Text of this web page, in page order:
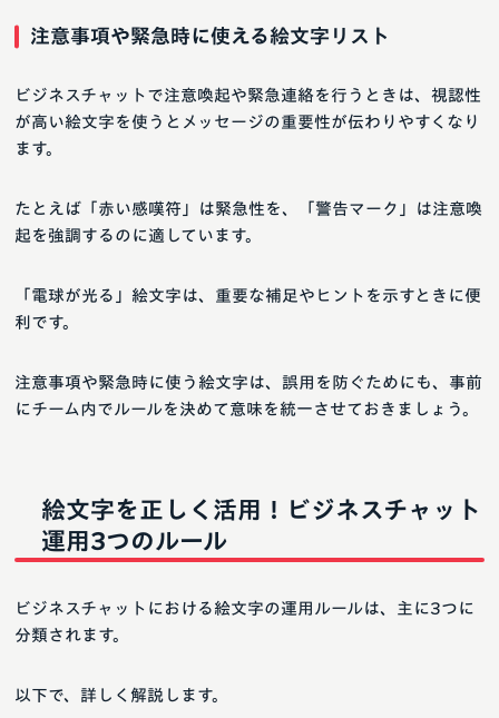
注意事項や緊急時に使える絵文字リスト
ビジネスチャットで注意喚起や緊急連絡を行うときは、視認性
が高い絵文字を使うとメッセージの重要性が伝わりやすくなり
ます。
たとえば「赤い感嘆符」は緊急性を、「警告マーク」は注意喚
起を強調するのに適しています。
「電球が光る」絵文字は、重要な補足やヒントを示すときに便
利です。
注意事項や緊急時に使う絵文字は、誤用を防ぐためにも、事前
にチーム内でルールを決めて意味を統一させておきましょう。
絵文字を正しく活用！ビジネスチャット
運用3つのルール
ビジネスチャットにおける絵文字の運用ルールは、主に3つに
分類されます。
以下で、詳しく解説します。